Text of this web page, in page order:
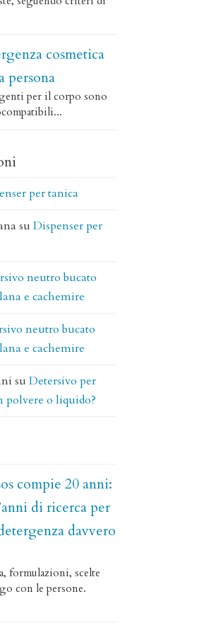
cosmetica
persona
per il corpo sono
per tanica
su Dispenser per
neutro bucato
e cachemire
neutro bucato
e cachemire
su Detersivo per
polvere o liquido?
compie 20 anni:
di ricerca per
davvero
formulazioni, scelte
con le persone.